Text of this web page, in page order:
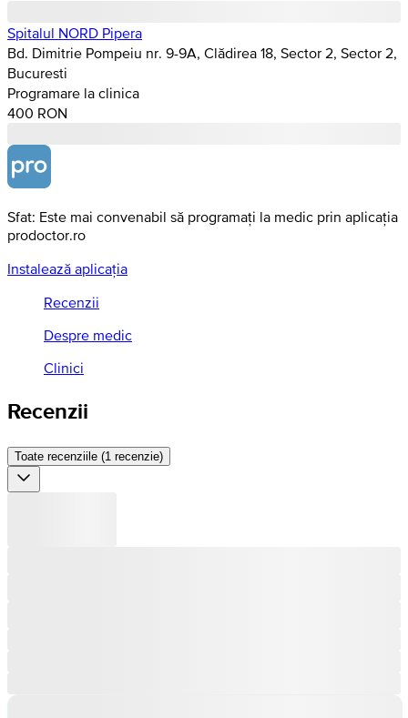
Spitalul NORD Pipera
Bd. Dimitrie Pompeiu nr. 9-9A, Clădirea 18, Sector 2, Sector 2,
Bucuresti
Programare la clinica
400 RON
Sfat: Este mai convenabil să programați la medic prin aplicația
prodoctor.ro
Instalează aplicația
Recenzii
Despre medic
Clinici
Recenzii
Toate recenziile (1 recenzie)